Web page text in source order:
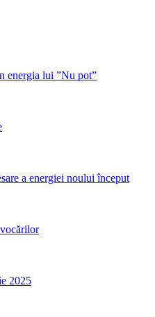
energia lui ”Nu pot”
a energiei noului început
2025